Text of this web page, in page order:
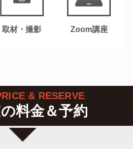
取材・撮影 Zoom講座
& RESERVE
料金＆予約